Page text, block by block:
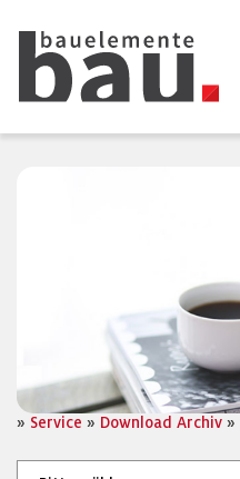
» Service » Download Archiv »